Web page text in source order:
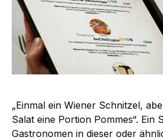
„Einmal ein Wiener Schnitzel,
Salat eine Portion Pommes“. Ein
Gastronomen in dieser oder